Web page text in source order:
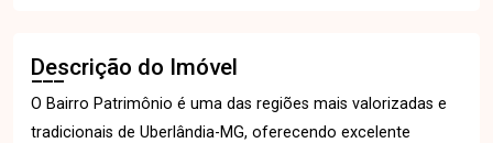
Descrição do Imóvel
O Bairro Patrimônio é uma das regiões mais valorizadas e
tradicionais de Uberlândia-MG, oferecendo excelente